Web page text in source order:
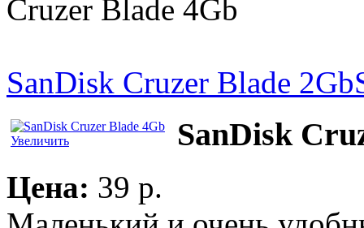
Cruzer Blade 4Gb
SanDisk Cruzer Blade 2Gb
Увеличить SanDisk
Цена: 39 p.